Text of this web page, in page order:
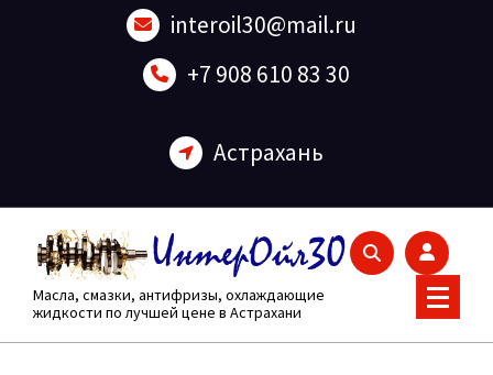
interoil30@mail.ru
+7 908 610 83 30
Астрахань
Масла, смазки, антифризы, охлаждающие
жидкости по лучшей цене в Астрахани